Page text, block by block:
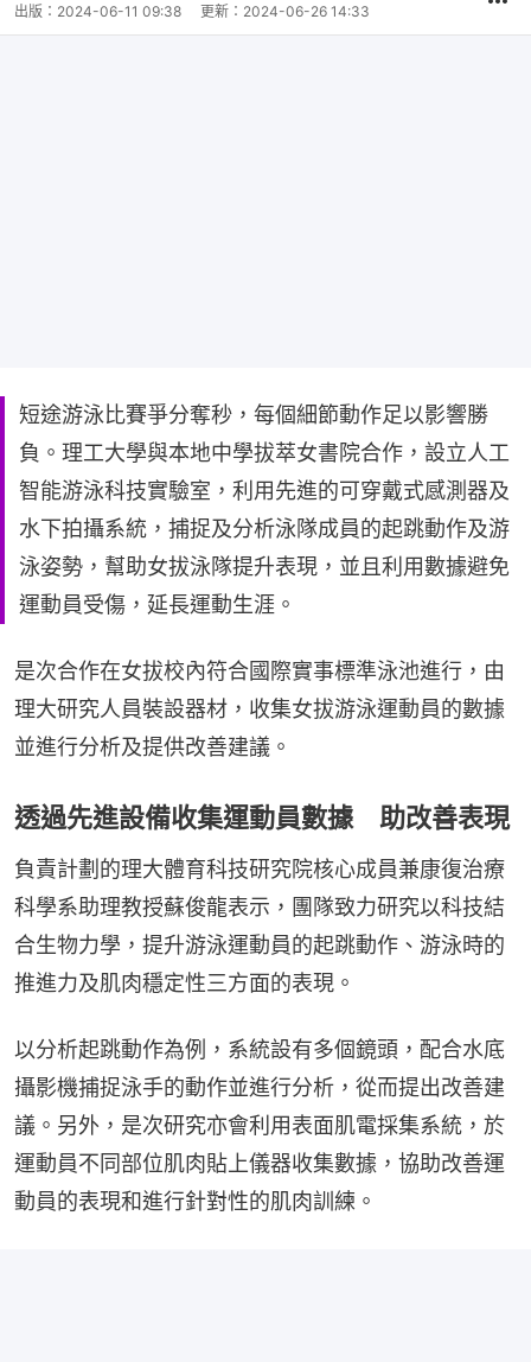
出版： 2024-06-11 09:38 更新： 2024-06-26 14:33
短途游泳比賽爭分奪秒，每個細節動作足以影響勝
負。理工大學與本地中學拔萃女書院合作，設立人工
智能游泳科技實驗室，利用先進的可穿戴式感測器及
水下拍攝系統，捕捉及分析泳隊成員的起跳動作及游
泳姿勢，幫助女拔泳隊提升表現，並且利用數據避免
運動員受傷，延長運動生涯。
是次合作在女拔校內符合國際實事標準泳池進行，由
理大研究人員裝設器材，收集女拔游泳運動員的數據
並進行分析及提供改善建議。
透過先進設備收集運動員數據 助改善表現
負責計劃的理大體育科技研究院核心成員兼康復治療
科學系助理教授蘇俊龍表示，團隊致力研究以科技結
合生物力學，提升游泳運動員的起跳動作、游泳時的
推進力及肌肉穩定性三方面的表現。
以分析起跳動作為例，系統設有多個鏡頭，配合水底
攝影機捕捉泳手的動作並進行分析，從而提出改善建
議。另外，是次研究亦會利用表面肌電採集系統，於
運動員不同部位肌肉貼上儀器收集數據，協助改善運
動員的表現和進行針對性的肌肉訓練。